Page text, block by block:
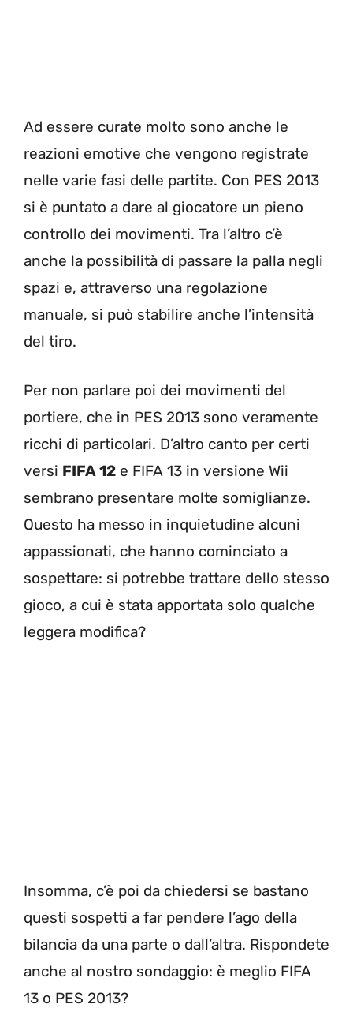
Ad essere curate molto sono anche le
reazioni emotive che vengono registrate
nelle varie fasi delle partite. Con PES 2013
si è puntato a dare al giocatore un pieno
controllo dei movimenti. Tra l’altro c’è
anche la possibilità di passare la palla negli
spazi e, attraverso una regolazione
manuale, si può stabilire anche l’intensità
del tiro.
Per non parlare poi dei movimenti del
portiere, che in PES 2013 sono veramente
ricchi di particolari. D’altro canto per certi
versi FIFA 12 e FIFA 13 in versione Wii
sembrano presentare molte somiglianze.
Questo ha messo in inquietudine alcuni
appassionati, che hanno cominciato a
sospettare: si potrebbe trattare dello stesso
gioco, a cui è stata apportata solo qualche
leggera modifica?
Insomma, c’è poi da chiedersi se bastano
questi sospetti a far pendere l’ago della
bilancia da una parte o dall’altra. Rispondete
anche al nostro sondaggio: è meglio FIFA
13 o PES 2013?